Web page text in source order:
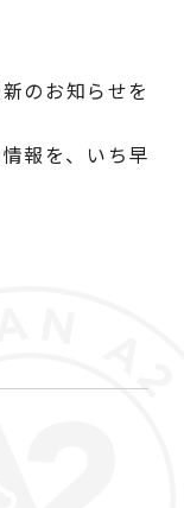
のお知らせを
報を、いち早